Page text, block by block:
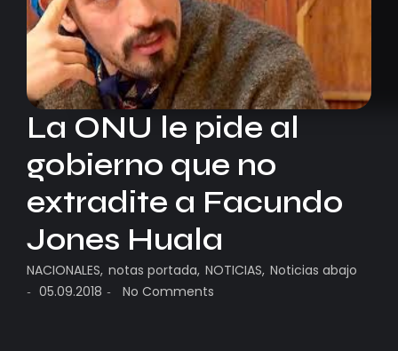
La ONU le pide al
gobierno que no
extradite a Facundo
Jones Huala
NACIONALES, notas portada, NOTICIAS, Noticias abajo
- 05.09.2018 - No Comments